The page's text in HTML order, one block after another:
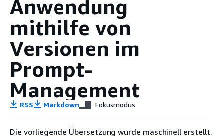
Anwendung
mithilfe von
Versionen im
Prompt-
Management
RSS Markdown Fokusmodus
Die vorliegende Übersetzung wurde maschinell erstellt.